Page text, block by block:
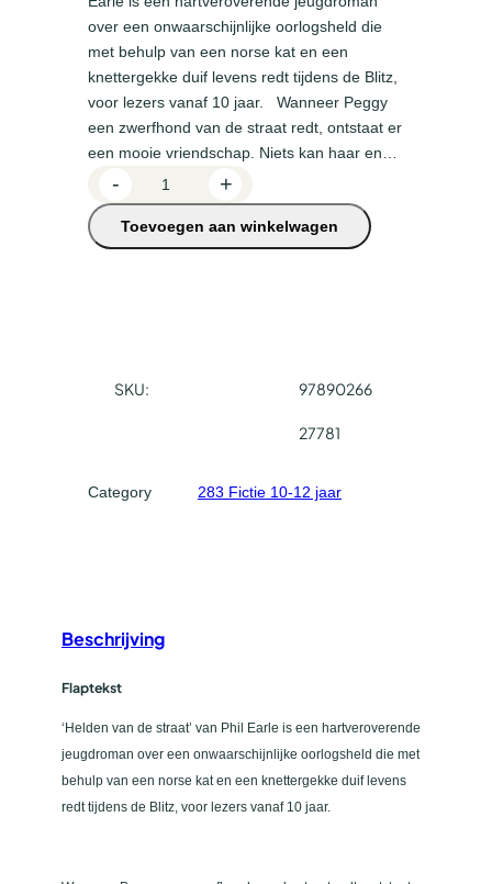
over een onwaarschijnlijke oorlogsheld die
met behulp van een norse kat en een
knettergekke duif levens redt tijdens de Blitz,
voor lezers vanaf 10 jaar. Wanneer Peggy
een zwerfhond van de straat redt, ontstaat er
een mooie vriendschap. Niets kan haar en…
e
l
t
a
n
a
l
- +
Toevoegen aan winkelwagen
SKU: 97890266
27781
Category 283 Fictie 10-12 jaar
Beschrijving
Flaptekst
‘Helden van de straat’ van Phil Earle is een hartveroverende
jeugdroman over een onwaarschijnlijke oorlogsheld die met
behulp van een norse kat en een knettergekke duif levens
redt tijdens de Blitz, voor lezers vanaf 10 jaar.